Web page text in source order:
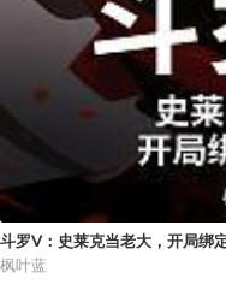
斗罗Ⅴ：史莱克当老大，开局绑
枫叶蓝